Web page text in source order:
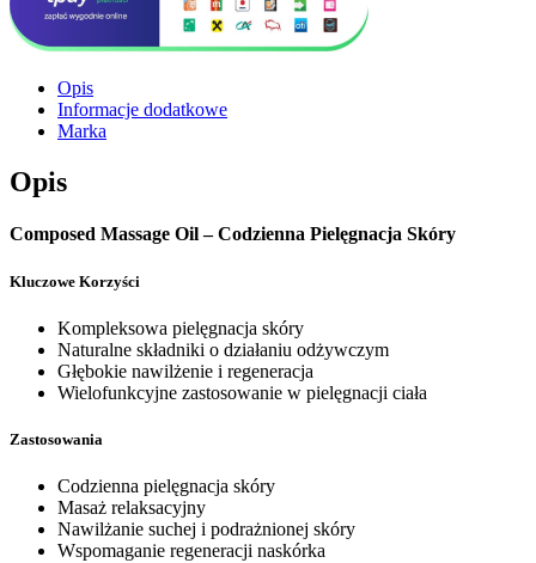
Opis
Informacje dodatkowe
Marka
Opis
Composed Massage Oil – Codzienna Pielęgnacja Skóry
Kluczowe Korzyści
Kompleksowa pielęgnacja skóry
Naturalne składniki o działaniu odżywczym
Głębokie nawilżenie i regeneracja
Wielofunkcyjne zastosowanie w pielęgnacji ciała
Zastosowania
Codzienna pielęgnacja skóry
Masaż relaksacyjny
Nawilżanie suchej i podrażnionej skóry
Wspomaganie regeneracji naskórka